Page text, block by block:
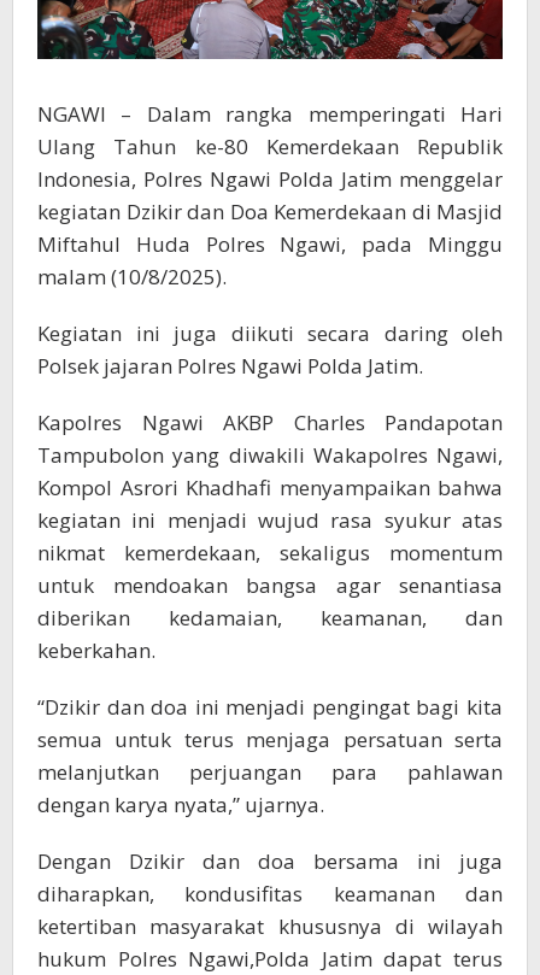
NGAWI – Dalam rangka memperingati Hari
Ulang Tahun ke-80 Kemerdekaan Republik
Indonesia, Polres Ngawi Polda Jatim menggelar
kegiatan Dzikir dan Doa Kemerdekaan di Masjid
Miftahul Huda Polres Ngawi, pada Minggu
malam (10/8/2025).
Kegiatan ini juga diikuti secara daring oleh
Polsek jajaran Polres Ngawi Polda Jatim.
Kapolres Ngawi AKBP Charles Pandapotan
Tampubolon yang diwakili Wakapolres Ngawi,
Kompol Asrori Khadhafi menyampaikan bahwa
kegiatan ini menjadi wujud rasa syukur atas
nikmat kemerdekaan, sekaligus momentum
untuk mendoakan bangsa agar senantiasa
diberikan kedamaian, keamanan, dan
keberkahan.
“Dzikir dan doa ini menjadi pengingat bagi kita
semua untuk terus menjaga persatuan serta
melanjutkan perjuangan para pahlawan
dengan karya nyata,” ujarnya.
Dengan Dzikir dan doa bersama ini juga
diharapkan, kondusifitas keamanan dan
ketertiban masyarakat khususnya di wilayah
hukum Polres Ngawi,Polda Jatim dapat terus